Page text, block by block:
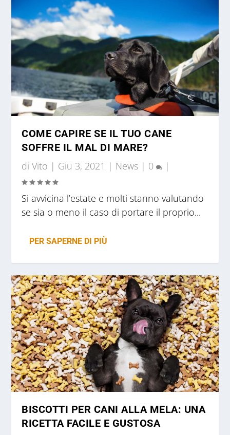
COME CAPIRE SE IL TUO CANE
SOFFRE IL MAL DI MARE?
diVito | Giu 3, 2021 | News | 0 |
Si avvicina l’estate e molti stanno valutando
se sia o meno il caso di portare il proprio...
PER SAPERNE DI PIÙ
BISCOTTI PER CANI ALLA MELA: UNA
RICETTA FACILE E GUSTOSA